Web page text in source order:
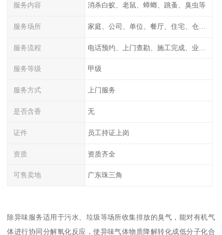
服务内容 消杀白蚁、老鼠、蟑螂、跳蚤、臭虫等
服务场所
服务流程
服务等级 甲级
服务方式 上门服务
是否含香 无
证件 员工持证上岗
资质 资质齐全
可售卖地 广东珠三角
除异味服务适用于污水、垃圾等场所收集排放的臭气，能对有机气
体进行协同分解氧化反应，使异味气体物质降解转化成低分子化合